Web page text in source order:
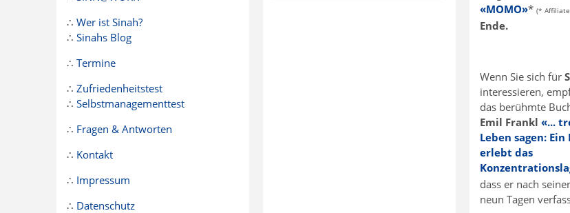
∴ Wer ist Sinah?
∴ Sinahs Blog
∴ Termine
∴ Zufriedenheitstest
∴ Selbstmanagementtest
∴ Fragen & Antworten
∴ Kontakt
∴ Impressum
∴ Datenschutz
«MOMO»* (*
Ende.
Wenn Sie sich für
interessieren,
das berühmte
Emil Frankl «...
Leben sagen: Ein
erlebt das
dass er nach
neun Tagen